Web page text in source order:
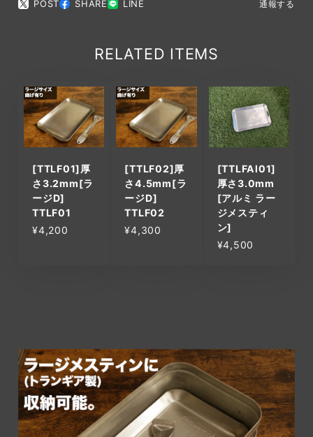
POST SHARE LINE 通報する
RELATED ITEMS
[TTLF01]厚
さ3.2mm[ラ
ージD]
TTLF01
¥4,200
[TTLF02]厚
さ4.5mm[ラ
ージD]
TTLF02
¥4,300
[TTLFAl01]
厚さ3.0mm
[アルミ ラー
ジメスティ
ン]
¥4,500